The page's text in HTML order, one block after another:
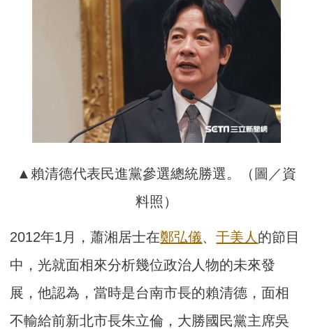
▲賴清德代表民進黨參選總統勝選。（圖／資
料照）
2012年1月，蕭湘居士在鄭弘儀、于美人 的節目
中，光就面相來分析幾位政治人物的未來發
展，他認為，當時是台南市長的賴清德，面相
不輸給前新北市長朱立倫，大勝國民黨主席吳